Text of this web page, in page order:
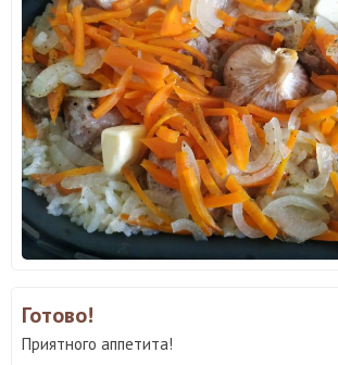
Готово!
Приятного аппетита!